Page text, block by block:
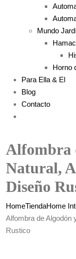
Mundo
Horno
Para Ella & El
Blog
Contacto
Alfombra
Natural,
Diseño
HomeTiendaHome
Alfombra de Algodón
Rustico